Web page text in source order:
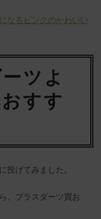
なるピンクのかわいい
ツよ
すす
投げてみました。
、ブラスダーツ買お